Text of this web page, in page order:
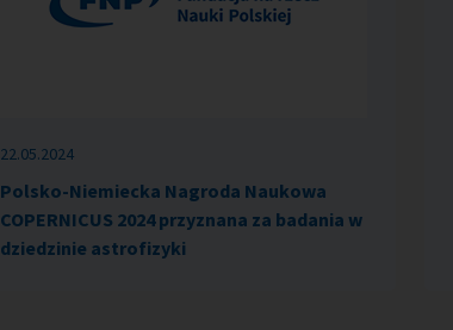
22.05.2024
Polsko-Niemiecka Nagroda Naukowa
COPERNICUS 2024 przyznana za badania w
dziedzinie astrofizyki